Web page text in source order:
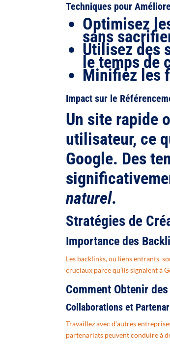
Techniques pour
Optimisez
sans
Utilisez des
le temps de
Minifiez les
Impact sur le
Un site rapide
utilisateur, ce
Google. Des
naturel.
Stratégies de
Importance des
Les backlinks, ou liens entrants,
cruciaux parce qu’ils signalent à
Comment Obtenir
Collaborations et
Travaillez avec d’autres
partenariats peuvent conduire à